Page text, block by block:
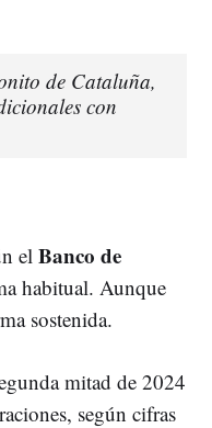
de Cataluña,
con
el Banco de
habitual. Aunque
sostenida.
mitad de 2024
según cifras